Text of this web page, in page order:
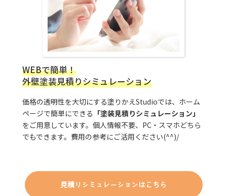
WEBで簡単！
外壁塗装見積りシミュレーション
価格の透明性を大切にする塗りかえStudioでは、ホーム
ページで簡単にできる 「塗装見積りシミュレーション」
をご用意しています。個人情報不要、PC・スマホどちら
でもできます。費用の参考にご活用ください(^^)/
見積りシミュレーションはこちら